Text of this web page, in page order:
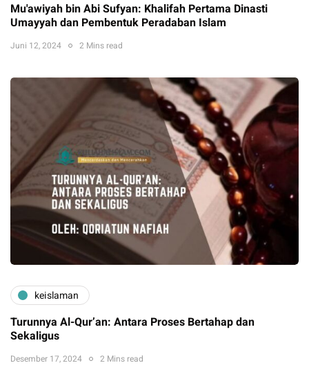
Mu'awiyah bin Abi Sufyan: Khalifah Pertama Dinasti
Umayyah dan Pembentuk Peradaban Islam
Juni 12, 2024 2 Mins read
keislaman
Turunnya Al-Qur’an: Antara Proses Bertahap dan
Sekaligus
Desember 17, 2024 2 Mins read